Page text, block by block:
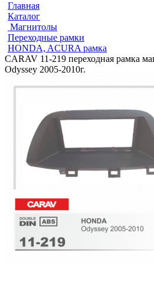
Главная
Каталог
Магнитолы
Переходные рамки
HONDA, ACURA рамка
CARAV 11-219 переходная рамка
Odyssey 2005-2010г.